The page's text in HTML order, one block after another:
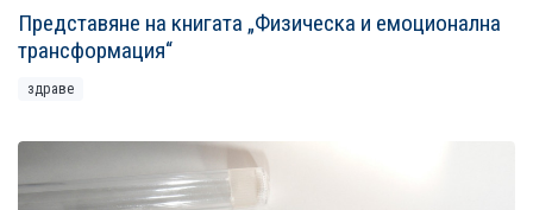
Представяне на книгата „Физическа и емоционална
трансформация“
здраве